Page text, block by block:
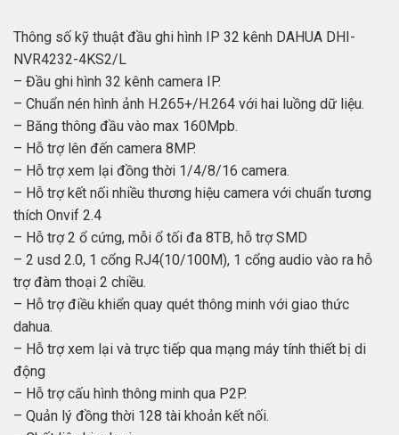
Thông số kỹ thuật đầu ghi hình IP 32 kênh DAHUA DHI-
NVR4232-4KS2/L
– Đầu ghi hình 32 kênh camera IP.
– Chuẩn nén hình ảnh H.265+/H.264 với hai luồng dữ liệu.
– Băng thông đầu vào max 160Mpb.
– Hỗ trợ lên đến camera 8MP.
– Hỗ trợ xem lại đồng thời 1/4/8/16 camera.
– Hỗ trợ kết nối nhiều thương hiệu camera với chuẩn tương
thích Onvif 2.4
– Hỗ trợ 2 ổ cứng, mỗi ổ tối đa 8TB, hỗ trợ SMD
– 2 usd 2.0, 1 cổng RJ4(10/100M), 1 cổng audio vào ra hỗ
trợ đàm thoại 2 chiều.
– Hỗ trợ điều khiển quay quét thông minh với giao thức
dahua.
– Hỗ trợ xem lại và trực tiếp qua mạng máy tính thiết bị di
động
– Hỗ trợ cấu hình thông minh qua P2P.
– Quản lý đồng thời 128 tài khoản kết nối.